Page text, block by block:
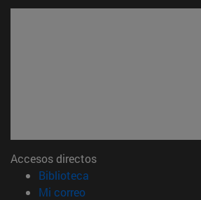
Accesos directos
Biblioteca
Mi correo(abre en nueva ventana)